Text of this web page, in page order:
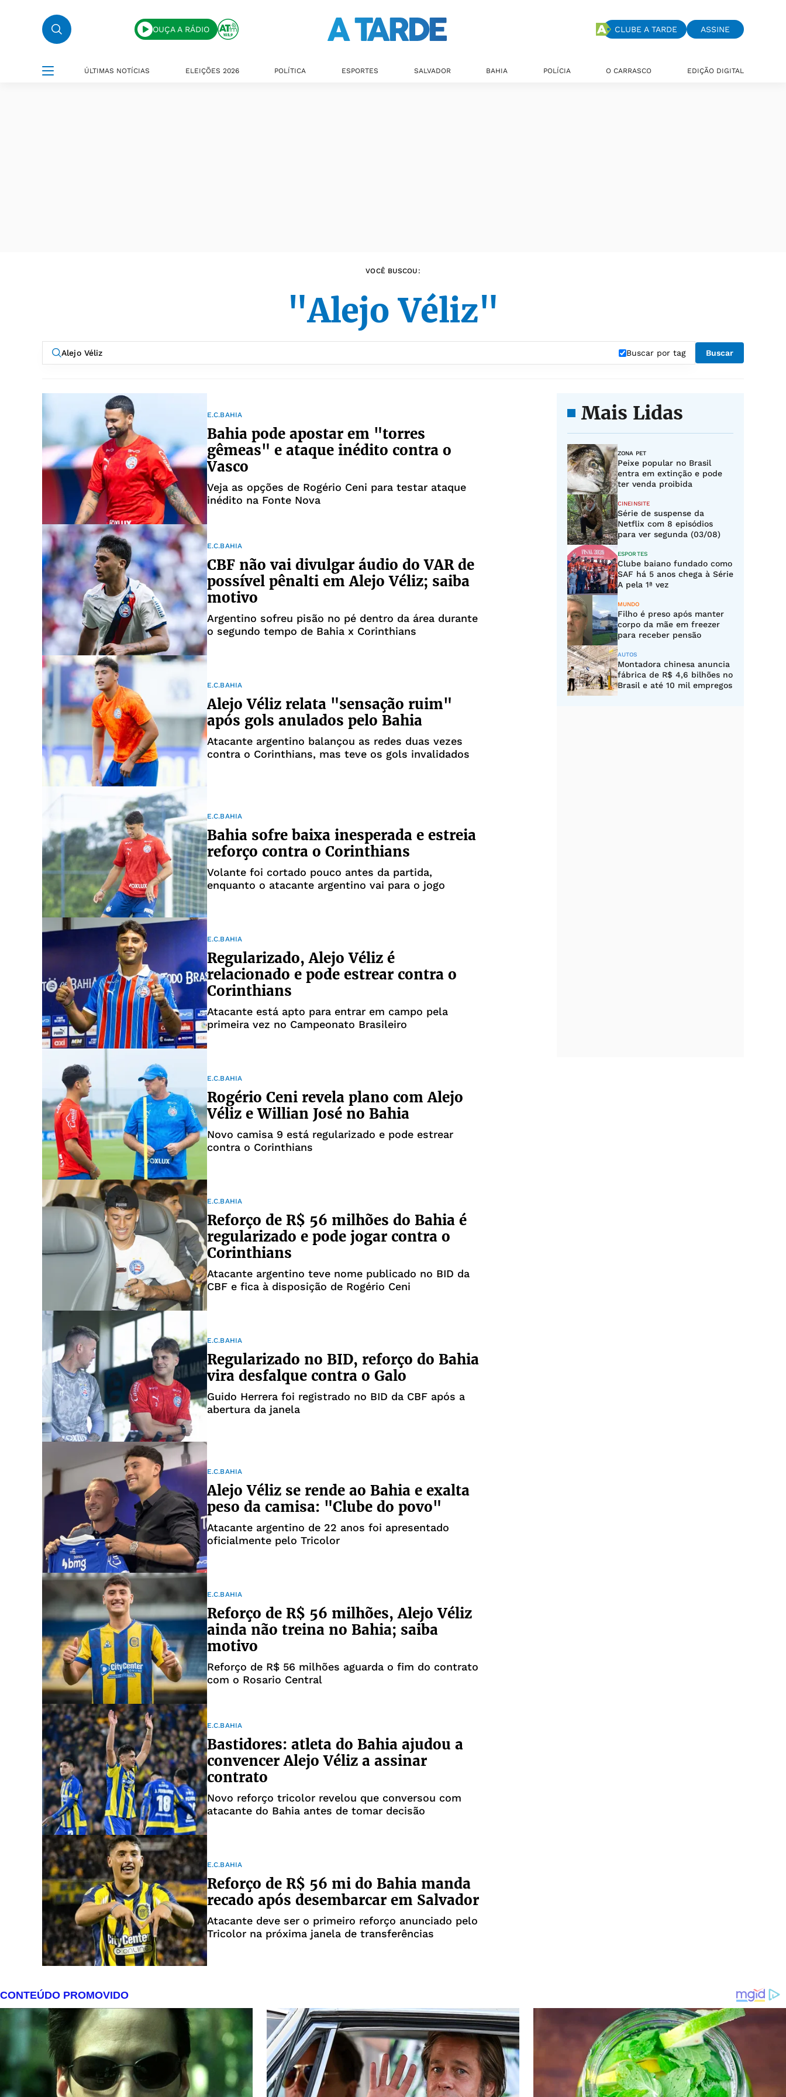
OUÇA A RÁDIO CLUBE A TARDE ASSINE
ÚLTIMAS NOTÍCIAS ELEIÇÕES 2026 POLÍTICA ESPORTES SALVADOR BAHIA POLÍCIA O CARRASCO EDIÇÃO DIGITAL
VOCÊ BUSCOU:
"Alejo Véliz"
Buscar por tag Buscar
E.C.BAHIA
Bahia pode apostar em "torres
gêmeas" e ataque inédito contra o
Vasco
Veja as opções de Rogério Ceni para testar ataque
inédito na Fonte Nova
E.C.BAHIA
CBF não vai divulgar áudio do VAR de
possível pênalti em Alejo Véliz; saiba
motivo
Argentino sofreu pisão no pé dentro da área durante
o segundo tempo de Bahia x Corinthians
E.C.BAHIA
Alejo Véliz relata "sensação ruim"
após gols anulados pelo Bahia
Atacante argentino balançou as redes duas vezes
contra o Corinthians, mas teve os gols invalidados
E.C.BAHIA
Bahia sofre baixa inesperada e estreia
reforço contra o Corinthians
Volante foi cortado pouco antes da partida,
enquanto o atacante argentino vai para o jogo
E.C.BAHIA
Regularizado, Alejo Véliz é
relacionado e pode estrear contra o
Corinthians
Atacante está apto para entrar em campo pela
primeira vez no Campeonato Brasileiro
E.C.BAHIA
Rogério Ceni revela plano com Alejo
Véliz e Willian José no Bahia
Novo camisa 9 está regularizado e pode estrear
contra o Corinthians
E.C.BAHIA
Reforço de R$ 56 milhões do Bahia é
regularizado e pode jogar contra o
Corinthians
Atacante argentino teve nome publicado no BID da
CBF e fica à disposição de Rogério Ceni
E.C.BAHIA
Regularizado no BID, reforço do Bahia
vira desfalque contra o Galo
Guido Herrera foi registrado no BID da CBF após a
abertura da janela
E.C.BAHIA
Alejo Véliz se rende ao Bahia e exalta
peso da camisa: "Clube do povo"
Atacante argentino de 22 anos foi apresentado
oficialmente pelo Tricolor
E.C.BAHIA
Reforço de R$ 56 milhões, Alejo Véliz
ainda não treina no Bahia; saiba
motivo
Reforço de R$ 56 milhões aguarda o fim do contrato
com o Rosario Central
E.C.BAHIA
Bastidores: atleta do Bahia ajudou a
convencer Alejo Véliz a assinar
contrato
Novo reforço tricolor revelou que conversou com
atacante do Bahia antes de tomar decisão
E.C.BAHIA
Reforço de R$ 56 mi do Bahia manda
recado após desembarcar em Salvador
Atacante deve ser o primeiro reforço anunciado pelo
Tricolor na próxima janela de transferências
Mais Lidas
ZONA PET
Peixe popular no Brasil
entra em extinção e pode
ter venda proibida
CINEINSITE
Série de suspense da
Netflix com 8 episódios
para ver segunda (03/08)
ESPORTES
Clube baiano fundado como
SAF há 5 anos chega à Série
A pela 1ª vez
MUNDO
Filho é preso após manter
corpo da mãe em freezer
para receber pensão
AUTOS
Montadora chinesa anuncia
fábrica de R$ 4,6 bilhões no
Brasil e até 10 mil empregos